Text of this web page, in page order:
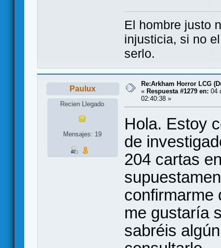
El hombre justo
injusticia, si no
serlo.
Paulux
Recien Llegado
Mensajes: 19
Re:Arkham Horror LCG
« Respuesta #1279 en: 04
02:40:38 »
Hola. Estoy
de
204 cartas
confirmarme
me gustaría
sabréis